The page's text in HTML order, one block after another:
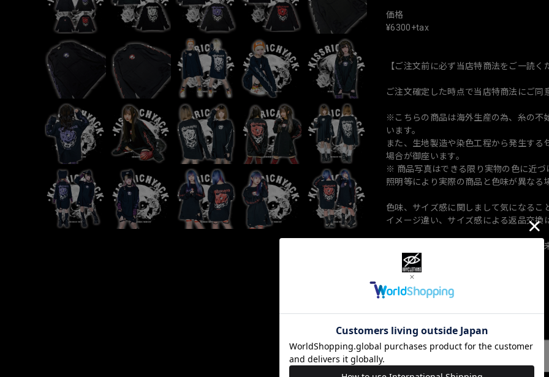
価格
¥6300+tax
【ご注文前に必ず当店特商法をご一読く
ご注文確定した時点で当店特商法にご同
※こちらの商品は海外生産の為、糸の不
います。
また、生地製造や染色工程から発生す
場合が御座います。
※ 商品写真はできる限り実物の色に近
照明等により実際の商品と色味が異なる
色味、サイズ感に関しまして気になるこ
イメージ違い、サイズ感による返品交換
上記該当の場合も返品、交換はご対応
ショップの評価